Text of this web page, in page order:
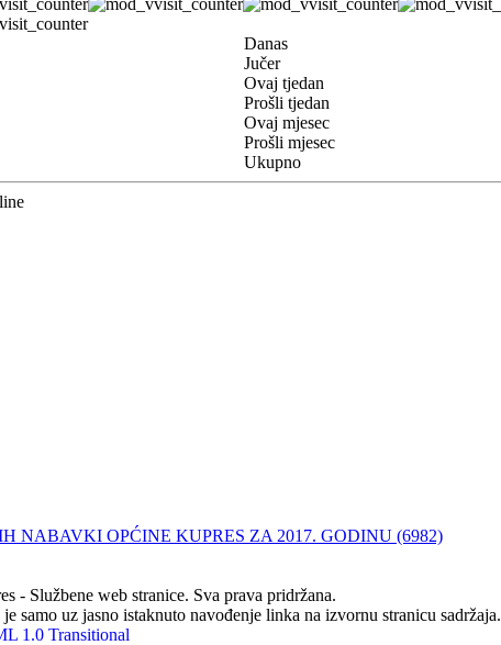
Danas
Jučer
Ovaj tjedan
Prošli tjedan
Ovaj mjesec
Prošli mjesec
Ukupno
NABAVKI OPĆINE KUPRES ZA 2017. GODINU (6982)
- Službene web stranice. Sva prava pridržana.
samo uz jasno istaknuto navođenje linka na izvornu stranicu sadržaja.